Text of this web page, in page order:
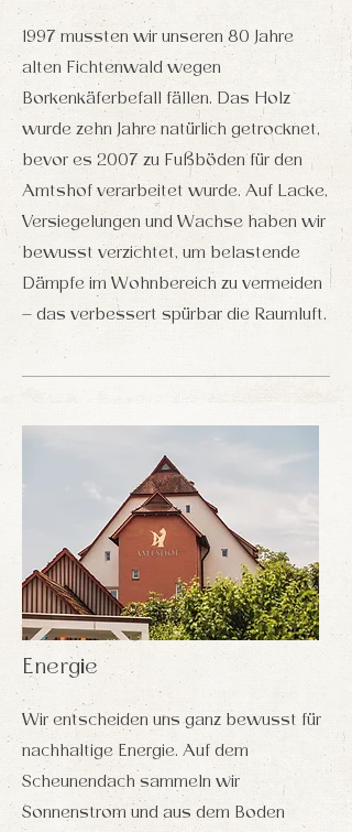
1997 mussten wir unseren 80 Jahre
alten Fichtenwald wegen
Borkenkäferbefall fällen. Das Holz
wurde zehn Jahre natürlich getrocknet,
bevor es 2007 zu Fußböden für den
Amtshof verarbeitet wurde. Auf Lacke,
Versiegelungen und Wachse haben wir
bewusst verzichtet, um belastende
Dämpfe im Wohnbereich zu vermeiden
– das verbessert spürbar die Raumluft.
Energie
Wir entscheiden uns ganz bewusst für
nachhaltige Energie. Auf dem
Scheunendach sammeln wir
Sonnenstrom und aus dem Boden